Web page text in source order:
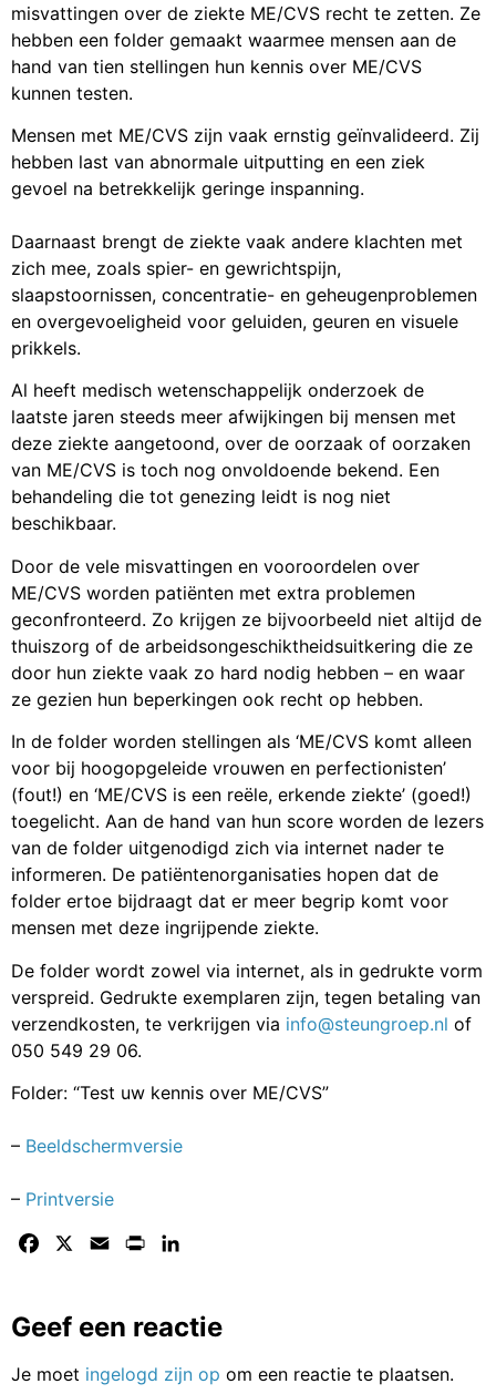
misvattingen over de ziekte ME/CVS recht te zetten. Ze
hebben een folder gemaakt waarmee mensen aan de
hand van tien stellingen hun kennis over ME/CVS
kunnen testen.
Mensen met ME/CVS zijn vaak ernstig geïnvalideerd. Zij
hebben last van abnormale uitputting en een ziek
gevoel na betrekkelijk geringe inspanning.
Daarnaast brengt de ziekte vaak andere klachten met
zich mee, zoals spier- en gewrichtspijn,
slaapstoornissen, concentratie- en geheugenproblemen
en overgevoeligheid voor geluiden, geuren en visuele
prikkels.
Al heeft medisch wetenschappelijk onderzoek de
laatste jaren steeds meer afwijkingen bij mensen met
deze ziekte aangetoond, over de oorzaak of oorzaken
van ME/CVS is toch nog onvoldoende bekend. Een
behandeling die tot genezing leidt is nog niet
beschikbaar.
Door de vele misvattingen en vooroordelen over
ME/CVS worden patiënten met extra problemen
geconfronteerd. Zo krijgen ze bijvoorbeeld niet altijd de
thuiszorg of de arbeidsongeschiktheidsuitkering die ze
door hun ziekte vaak zo hard nodig hebben – en waar
ze gezien hun beperkingen ook recht op hebben.
In de folder worden stellingen als ‘ME/CVS komt alleen
voor bij hoogopgeleide vrouwen en perfectionisten’
(fout!) en ‘ME/CVS is een reële, erkende ziekte’ (goed!)
toegelicht. Aan de hand van hun score worden de lezers
van de folder uitgenodigd zich via internet nader te
informeren. De patiëntenorganisaties hopen dat de
folder ertoe bijdraagt dat er meer begrip komt voor
mensen met deze ingrijpende ziekte.
De folder wordt zowel via internet, als in gedrukte vorm
verspreid. Gedrukte exemplaren zijn, tegen betaling van
verzendkosten, te verkrijgen via info@steungroep.nl of
050 549 29 06.
Folder: “Test uw kennis over ME/CVS”
– Beeldschermversie
– Printversie
Facebook Email Print
Geef een reactie
Je moet ingelogd zijn op om een reactie te plaatsen.